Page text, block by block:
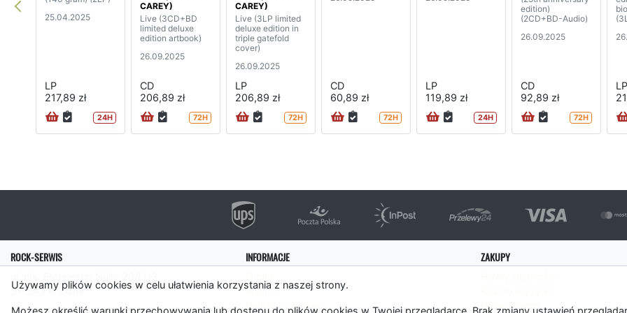
Używamy plików cookies w celu ułatwienia korzystania z naszej strony.
Możesz określić warunki przechowywania lub dostępu do plików cookies w Twojej przeglądarce. Brak zmiany ustawień
25.04.2025
LP
217,89 zł
24H
CAREY)
Live (3CD+BD
limited deluxe
edition artbook)
26.09.2025
CD
206,89 zł
72H
CAREY)
Live (3LP limited
deluxe edition in
triple gatefold
cover)
26.09.2025
LP
206,89 zł
72H
CD
60,89 zł
72H
LP
119,89 zł
24H
edition)
(2CD+BD-Audio)
26.09.2025
CD
92,89 zł
72H
LP
ROCK-SERWIS
31-543 Kraków
INFORMACJE
Pomoc
Polityka cookies
ZAKUPY
Panel Klienta